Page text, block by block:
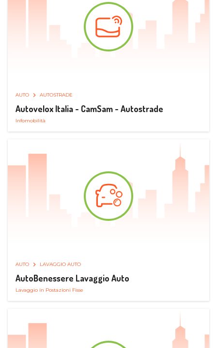
AUTO AUTOSTRADE
Autovelox Italia - CamSam - Autostrade
Infomobilità
AUTO LAVAGGIO AUTO
AutoBenessere Lavaggio Auto
Lavaggio in Postazioni Fisse